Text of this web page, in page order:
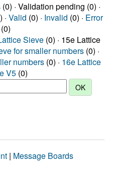
(0) · Validation pending (0) ·
Valid (0) · Invalid (0) · Error
(0)
Sieve (0) · 15e Lattice
for smaller numbers (0) ·
numbers (0) · 16e Lattice
V5 (0)
| Message Boards